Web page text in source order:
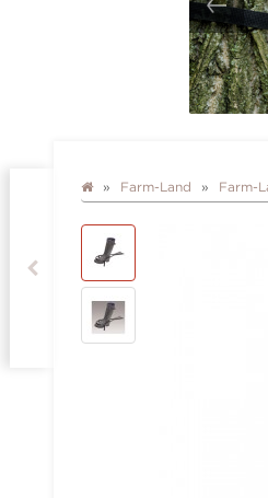
Farm-Land Farm-